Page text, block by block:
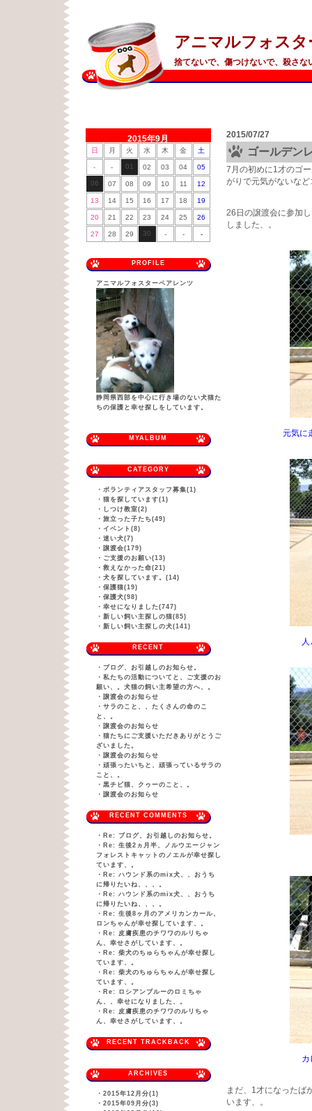
アニマルフォス
捨てないで、傷つけないで、殺さ
2015年9月
日 月 火 水 木 金 土
- - 01 02 03 04 05
06 07 08 09 10 11 12
13 14 15 16 17 18 19
20 21 22 23 24 25 26
27 28 29 30 - - -
PROFILE
アニマルフォスターペアレンツ
静岡県西部を中心に行き場のない犬猫た
ちの保護と幸せ探しをしています。
MYALBUM
CATEGORY
・ ボランティアスタッフ募集(1)
・ 猫を探しています(1)
・ しつけ教室(2)
・ 旅立った子たち(49)
・ イベント(8)
・ 迷い犬(7)
・ 譲渡会(179)
・ ご支援のお願い(13)
・ 救えなかった命(21)
・ 犬を探しています。(14)
・ 保護猫(19)
・ 保護犬(98)
・ 幸せになりました(747)
・ 新しい飼い主探しの猫(85)
・ 新しい飼い主探しの犬(141)
RECENT
・ ブログ、お引越しのお知らせ。
・ 私たちの活動についてと、ご支援のお
願い、。犬猫の飼い主希望の方へ、。
・ 譲渡会のお知らせ
・ サラのこと、、たくさんの命のこ
と、。
・ 譲渡会のお知らせ
・ 猫たちにご支援いただきありがとうご
ざいました。
・ 譲渡会のお知らせ
・ 頑張ったいちと、頑張っているサラの
こと、。
・ 黒チビ猫、クゥーのこと、。
・ 譲渡会のお知らせ
RECENT COMMENTS
・ Re: ブログ、お引越しのお知らせ。
・ Re: 生後2ヵ月半、ノルウエージャン
フォレストキャットのノエルが幸せ探し
ています、。
・ Re: ハウンド系のmix犬、、おうち
に帰りたいね、、、。
・ Re: ハウンド系のmix犬、、おうち
に帰りたいね、、、。
・ Re: 生後8ヶ月のアメリカンカール、
ロンちゃんが幸せ探しています、。
・ Re: 皮膚疾患のチワワのルリちゃ
ん、幸せさがしています、。
・ Re: 柴犬のちゅらちゃんが幸せ探し
ています、。
・ Re: 柴犬のちゅらちゃんが幸せ探し
ています、。
・ Re: ロシアンブルーのロミちゃ
ん、、幸せになりました、。
・ Re: 皮膚疾患のチワワのルリちゃ
ん、幸せさがしています、。
RECENT TRACKBACK
ARCHIVES
・ 2015年12月分(1)
・ 2015年09月分(3)
2015/07/27
ゴールデン
7月の初めに1才のゴ
がりで元気がないな
26日の譲渡会に参加
しました、。
元気に
カレンと名前
まだ、1才になったば
います、。